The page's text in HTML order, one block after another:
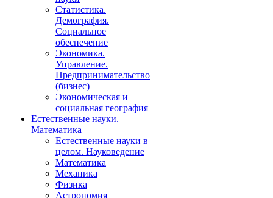
Статистика.
Демография.
Социальное
обеспечение
Экономика.
Управление.
Предпринимательство
(бизнес)
Экономическая и
социальная география
Естественные науки.
Математика
Естественные науки в
целом. Науковедение
Математика
Механика
Физика
Астрономия